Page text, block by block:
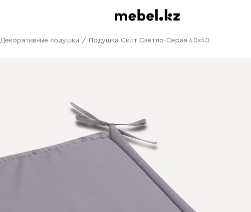
Декоративные подушки / Подушка Силт Светло-Серая 40x40